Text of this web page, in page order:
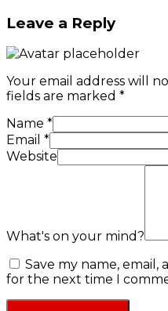
Leave a Reply
Your email address will
fields are marked *
Name *
Email *
Website
What's on your mind?
Save my name, email,
for the next time I